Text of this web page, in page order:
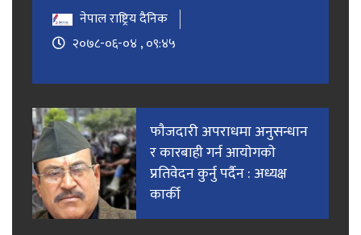
नेपाल राष्ट्रिय दैनिक
२०७८-०६-०४ , ०९:४५
फाैजदारी अपराधमा अनुसन्धान
र कारबाही गर्न आयाेगकाे
प्रतिवेदन कुर्नु पर्दैन : अध्यक्ष
कार्की